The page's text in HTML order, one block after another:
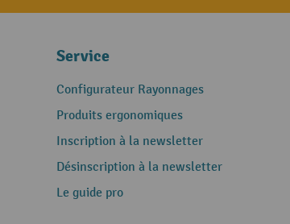
Service
Configurateur Rayonnages
Produits ergonomiques
Inscription à la newsletter
Désinscription à la newsletter
Le guide pro